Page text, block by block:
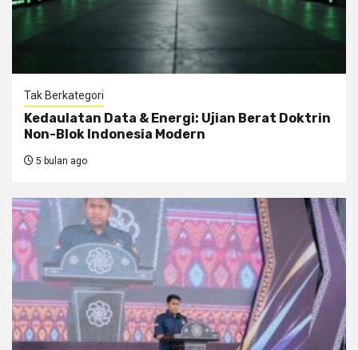
Tak Berkategori
Kedaulatan Data & Energi: Ujian Berat Doktrin
Non-Blok Indonesia Modern
5 bulan ago